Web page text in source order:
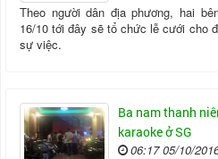
Theo người dân địa phương, hai
16/10 tới đây sẽ tổ chức lễ cưới cho
sự việc.
Ba nam thanh
karaoke ở SG
06:17 05/10/